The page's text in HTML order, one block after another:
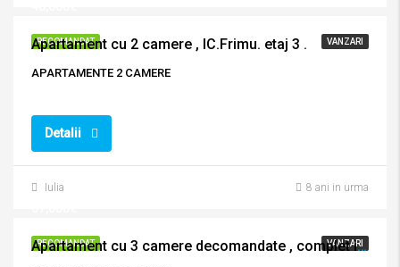
RECOMANDAT VANZARI
Apartament cu 2 camere , IC.Frimu. etaj 3 .
APARTAMENTE 2 CAMERE
Detalii
Iulia 8 ani in urma
RECOMANDAT VANZARIApartament cu 3 camere decomandate , complet imbunatatit !